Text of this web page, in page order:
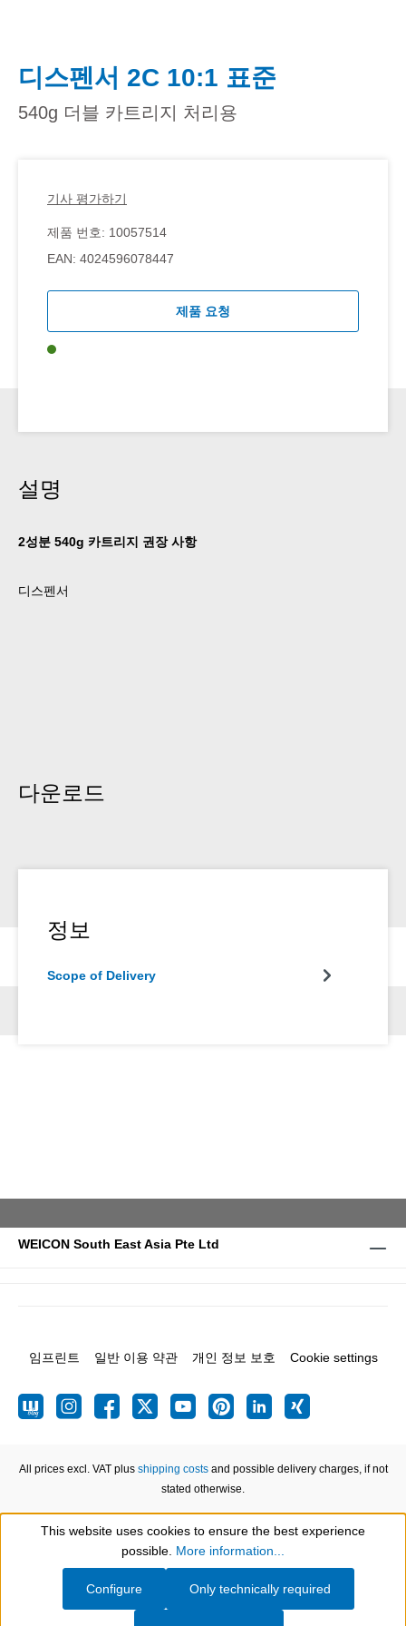
디스펜서 2C 10:1 표준
540g 더블 카트리지 처리용
기사 평가하기
제품 번호: 10057514
EAN: 4024596078447
제품 요청
설명
2성분 540g 카트리지 권장 사항
디스펜서
다운로드
정보
Scope of Delivery
WEICON South East Asia Pte Ltd
임프린트 일반 이용 약관 개인 정보 보호 Cookie settings
All prices excl. VAT plus shipping costsand possible delivery charges, if not
stated otherwise.
Show toolbar
This website uses cookies to ensure the best experience
possible. More information...
Only technically required
Configure